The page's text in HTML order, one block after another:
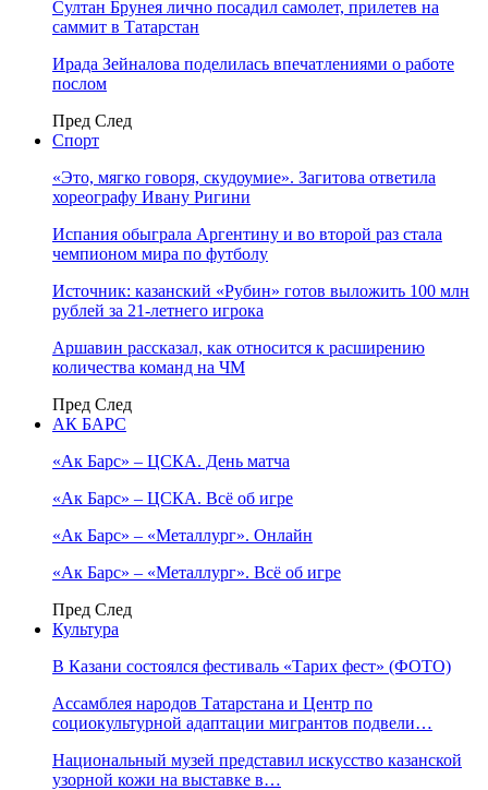
Султан Брунея лично посадил самолет, прилетев на
саммит в Татарстан
Ирада Зейналова поделилась впечатлениями о работе
послом
Пред След
Спорт
«Это, мягко говоря, скудоумие». Загитова ответила
хореографу Ивану Ригини
Испания обыграла Аргентину и во второй раз стала
чемпионом мира по футболу
Источник: казанский «Рубин» готов выложить 100 млн
рублей за 21-летнего игрока
Аршавин рассказал, как относится к расширению
количества команд на ЧМ
Пред След
АК БАРС
«Ак Барс» – ЦСКА. День матча
«Ак Барс» – ЦСКА. Всё об игре
«Ак Барс» – «Металлург». Онлайн
«Ак Барс» – «Металлург». Всё об игре
Пред След
Культура
В Казани состоялся фестиваль «Тарих фест» (ФОТО)
Ассамблея народов Татарстана и Центр по
социокультурной адаптации мигрантов подвели…
Национальный музей представил искусство казанской
узорной кожи на выставке в…